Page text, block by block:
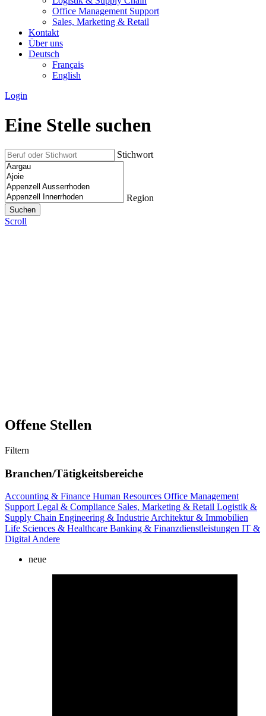
Office Management Support
Sales, Marketing & Retail
Kontakt
Über uns
Deutsch
Français
English
Login
Eine Stelle suchen
Stichwort
Region
Scroll
Offene Stellen
Filtern
Branchen/Tätigkeitsbereiche
Accounting & Finance Human Resources Office Management
SupportLegal & Compliance Sales, Marketing & Retail Logistik &
Supply Chain Engineering & IndustrieArchitektur & Immobilien
Life Sciences & Healthcare Banking & Finanzdienstleistungen IT &
DigitalAndere
neue